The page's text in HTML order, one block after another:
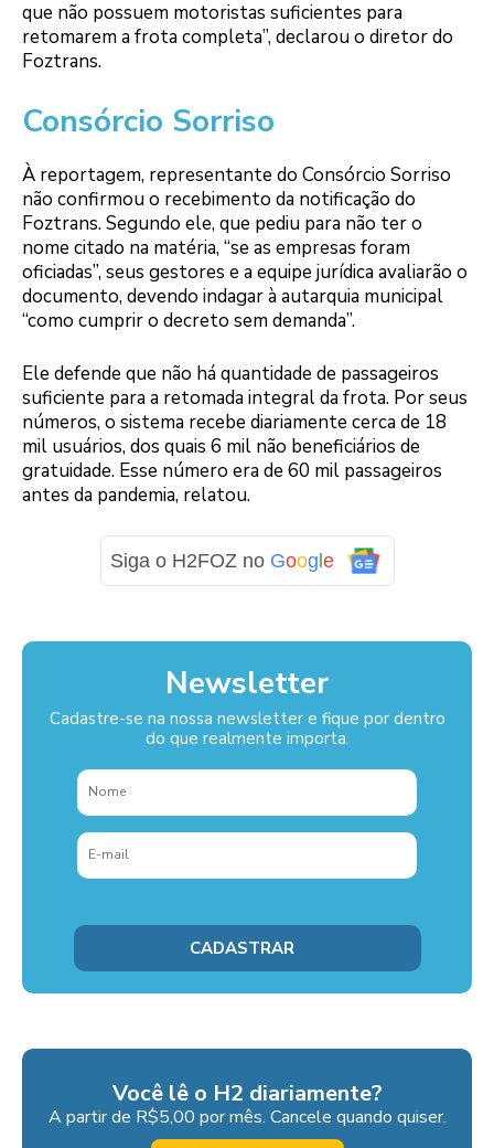
que não possuem motoristas suficientes para
retomarem a frota completa”, declarou o diretor do
Foztrans.
Consórcio Sorriso
À reportagem, representante do Consórcio Sorriso
não confirmou o recebimento da notificação do
Foztrans. Segundo ele, que pediu para não ter o
nome citado na matéria, “se as empresas foram
oficiadas”, seus gestores e a equipe jurídica avaliarão o
documento, devendo indagar à autarquia municipal
“como cumprir o decreto sem demanda”.
Ele defende que não há quantidade de passageiros
suficiente para a retomada integral da frota. Por seus
números, o sistema recebe diariamente cerca de 18
mil usuários, dos quais 6 mil não beneficiários de
gratuidade. Esse número era de 60 mil passageiros
antes da pandemia, relatou.
Siga o H2FOZ no Goog e
Newsletter
Cadastre-se na nossa newsletter e fique por dentro
do que realmente importa.
Você lê o H2 diariamente?
A partir de R$5,00 por mês. Cancele quando quiser.